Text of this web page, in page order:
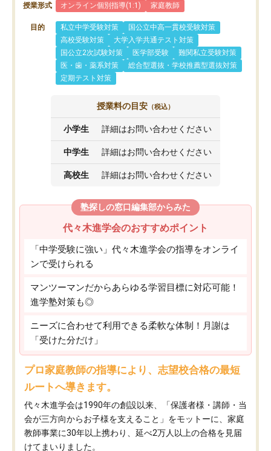
授業形式 オンライン個別指導(1:1) 家庭教師
目的 私立中学受験対策
国公立中高一貫校受験対策
高校受験対策
大学入学共通テスト対策
国公立2次試験対策
医学部受験
難関私立受験対策
医・歯・薬系対策
総合型選抜・学校推薦型選抜対策
定期テスト対策
授業料の目安 （税込）
小学生 詳細はお問い合わせください
中学生 詳細はお問い合わせください
高校生 詳細はお問い合わせください
塾探しの窓口編集部からみた
代々木進学会のおすすめポイント
「中学受験に強い」代々木進学会の指導をオンライ
ンで受けられる
マンツーマンだからあらゆる学習目標に対応可能！
進学塾対策も◎
ニーズに合わせて利用できる柔軟な体制！月謝は
「受けた分だけ」
プロ家庭教師の指導により、志望校合格の最短
ルートへ導きます。
代々木進学会は1990年の創設以来、「保護者様・講師・当
会が三方向からお子様を支えること」をモットーに、家庭
教師事業に30年以上携わり、延べ2万人以上の合格を見届
けてまいりました。